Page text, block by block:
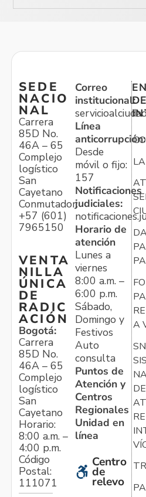
SEDE
NACIO
NAL
Carrera
85D No.
46A – 65
Complejo
logístico
San
Cayetano
Conmutador:
+57 (601)
7965150
VENTA
NILLA
ÚNICA
DE
RADIC
ACIÓN
Bogotá:
Carrera
85D No.
46A – 65
Complejo
logístico
San
Cayetano
Horario:
8:00 a.m. –
4:00 p.m.
Código
Postal:
111071
Correo
institucional:
Línea
anticorrupción:
Desde
móvil o fijo:
157
Notificaciones
judiciales:
Horario de
atención
Lunes a
viernes
8:00 a.m. –
6:00 p.m.
Sábado,
Domingo y
Festivos
Auto
consulta
Puntos de
Atención y
Centros
Regionales
Unidad en
línea
Centro
de
relevo
DE
A
DE